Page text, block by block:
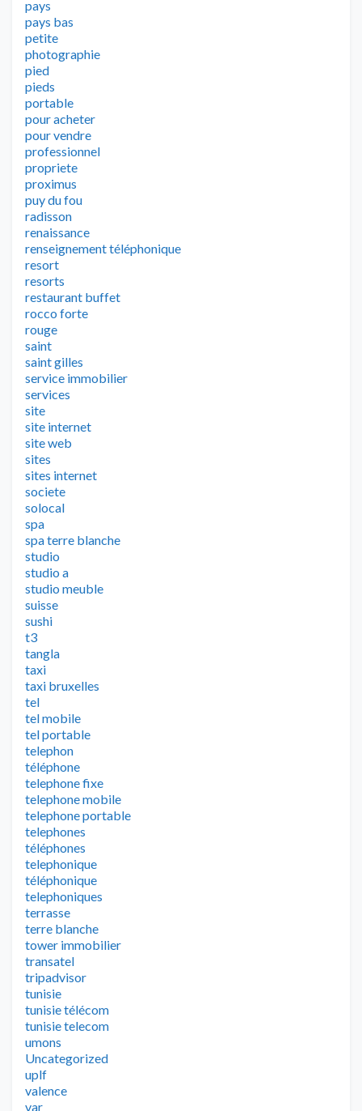
pays
pays bas
petite
photographie
pied
pieds
portable
pour acheter
pour vendre
professionnel
propriete
proximus
puy du fou
radisson
renaissance
renseignement téléphonique
resort
resorts
restaurant buffet
rocco forte
rouge
saint
saint gilles
service immobilier
services
site
site internet
site web
sites
sites internet
societe
solocal
spa
spa terre blanche
studio
studio a
studio meuble
suisse
sushi
t3
tangla
taxi
taxi bruxelles
tel
tel mobile
tel portable
telephon
téléphone
telephone fixe
telephone mobile
telephone portable
telephones
téléphones
telephonique
téléphonique
telephoniques
terrasse
terre blanche
tower immobilier
transatel
tripadvisor
tunisie
tunisie télécom
tunisie telecom
umons
Uncategorized
uplf
valence
var